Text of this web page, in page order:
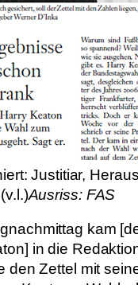
Justitiar,
Ausriss: FAS
kam
in die
den Zettel mit